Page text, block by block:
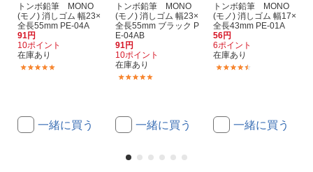
トンボ鉛筆 MONO
(モノ) 消しゴム 幅23×
全長55mm PE-04A
91円
10ポイント
在庫あり
一緒に買う
トンボ鉛筆 MONO
(モノ) 消しゴム 幅23×
全長55mm ブラック P
E-04AB
91円
10ポイント
在庫あり
一緒に買う
トンボ鉛筆 MONO
(モノ) 消しゴム 幅17×
全長43mm PE-01A
56円
6ポイント
在庫あり
一緒に買う